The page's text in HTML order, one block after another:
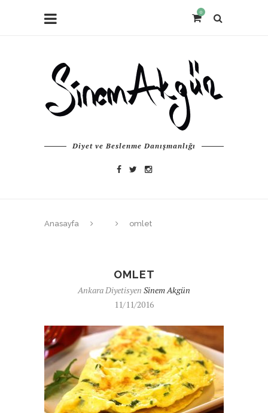
0
Diyet ve Beslenme Danışmanlığı
Anasayfa omlet
OMLET
Ankara Diyetisyen Sinem Akgün
11/11/2016